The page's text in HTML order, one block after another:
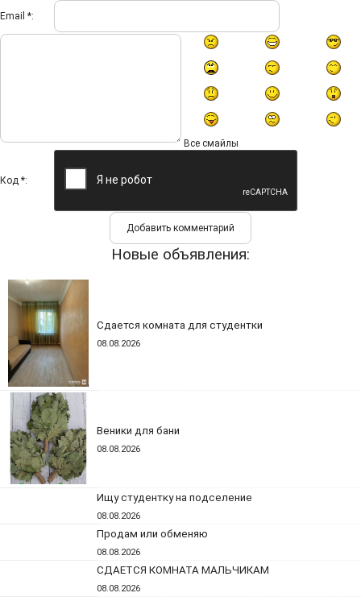
Email *:
Все смайлы
Код *:
Новые объявления:
Сдается комната для студентки
08.08.2026
Веники для бани
08.08.2026
Ищу студентку на подселение
08.08.2026
Продам или обменяю
08.08.2026
СДАЕТСЯ КОМНАТА МАЛЬЧИКАМ
08.08.2026